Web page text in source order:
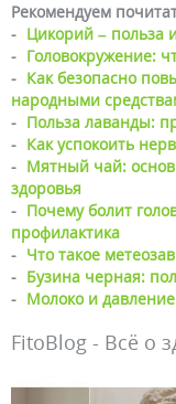
Рекомендуем
- Цикорий – польза
- Головокружение:
- Как безопасно
народными
- Польза лаванды:
- Как успокоить
- Мятный чай:
здоровья
- Почему болит
профилактика
- Что такое
- Бузина черная:
- Молоко и
FitoBlog - Всё о